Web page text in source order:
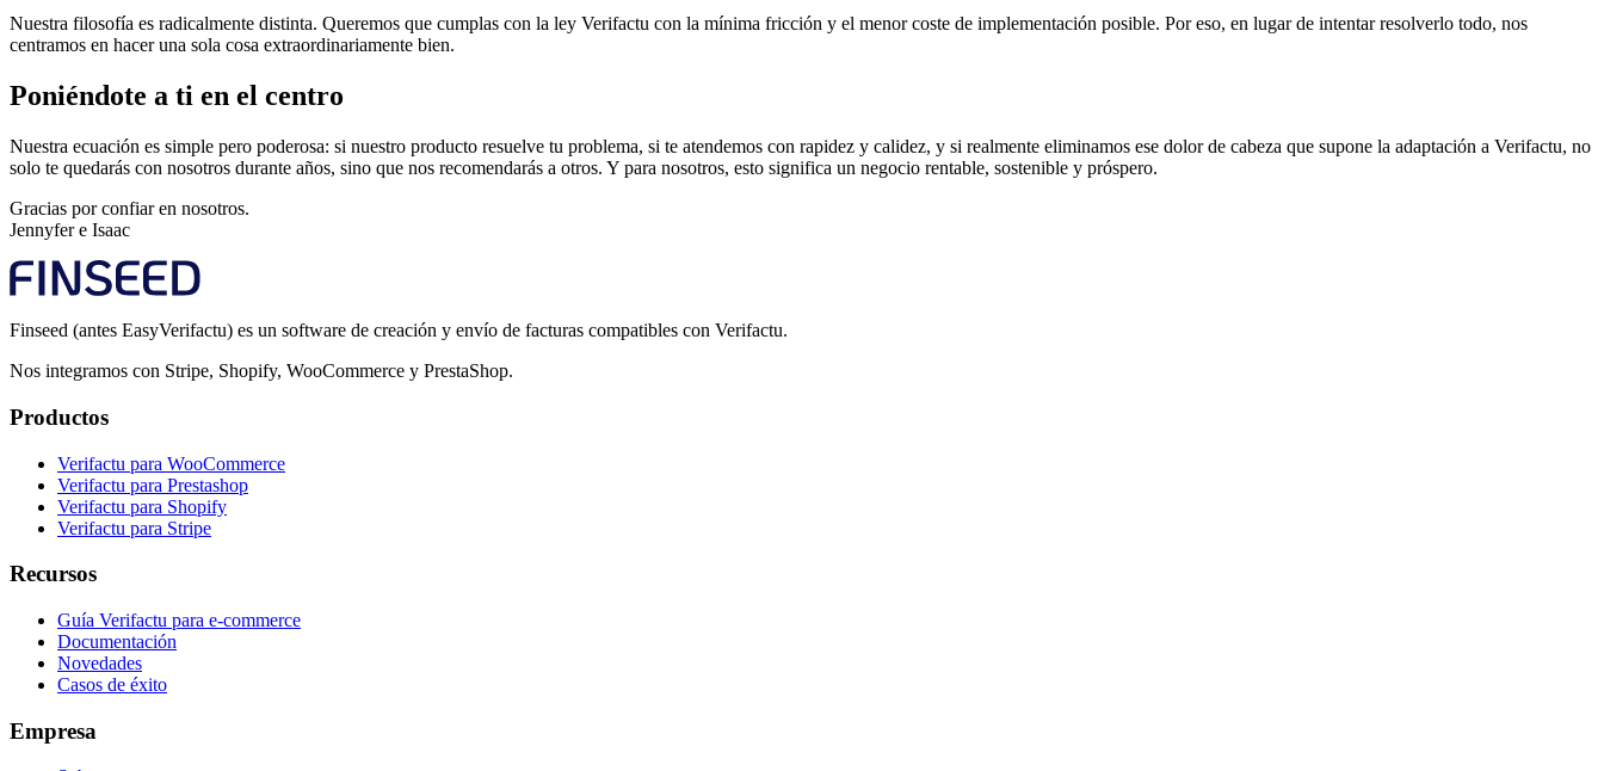
Nuestra filosofía es radicalmente distinta. Queremos que cumplas con la ley Verifactu con la mínima fricción y el menor coste de implementación posible. Por eso, en lugar de intentar resolverlo todo, nos
centramos en hacer una sola cosa extraordinariamente bien.
Poniéndote a ti en el centro
Nuestra ecuación es simple pero poderosa: si nuestro producto resuelve tu problema, si te atendemos con rapidez y calidez, y si realmente eliminamos ese dolor de cabeza que supone la adaptación a Verifactu, no
solo te quedarás con nosotros durante años, sino que nos recomendarás a otros. Y para nosotros, esto significa un negocio rentable, sostenible y próspero.
Gracias por confiar en nosotros.
Jennyfer e Isaac
Finseed (antes EasyVerifactu) es un software de creación y envío de facturas compatibles con Verifactu.
Nos integramos con Stripe, Shopify, WooCommerce y PrestaShop.
Productos
Verifactu para WooCommerce
Verifactu para Prestashop
Verifactu para Shopify
Verifactu para Stripe
Recursos
Guía Verifactu para e-commerce
Documentación
Novedades
Casos de éxito
Empresa